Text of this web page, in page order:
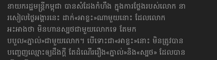
នាយករដ្ឋមន្ត្រីកម្ពុជា បានសំដែងកំហឹង ក្នុងការថ្លែងរបស់លោក នា
រសៀលថ្ងៃអង្គារនេះ ដាក់«អាខ្លះ»ណាមួយនោះ ដែលលោក
អះអាងថា មិនហានស្បថជាមួយលោកទេ តែមក
បបួល«ភ្នាល់»ជាមួយលោក។ បើទោះជា«អាខ្លះ»នោះ មិនត្រូវបាន
បញ្ចេញឈ្មោះឲ្យដឹងក្ដី តែដំណើររឿង​«ភ្នាល់»​និង​«ស្បថ» ដែលបាន